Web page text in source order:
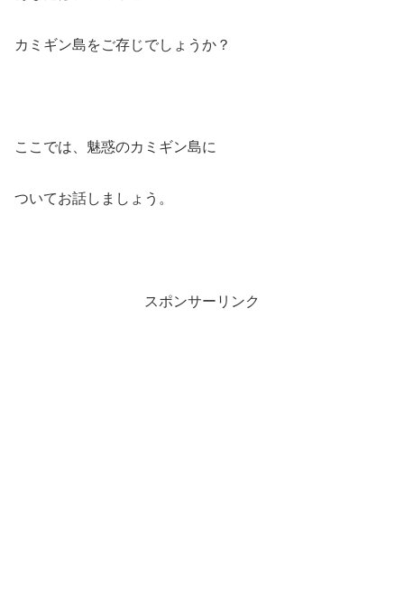
カミギン島をご存じでしょうか？
ここでは、魅惑のカミギン島に
ついてお話しましょう。
スポンサーリンク